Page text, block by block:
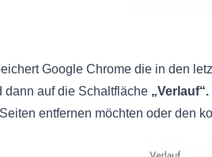
Google Chrome die in den
dann auf die Schaltfläche „Verlauf“.
entfernen möchten oder den